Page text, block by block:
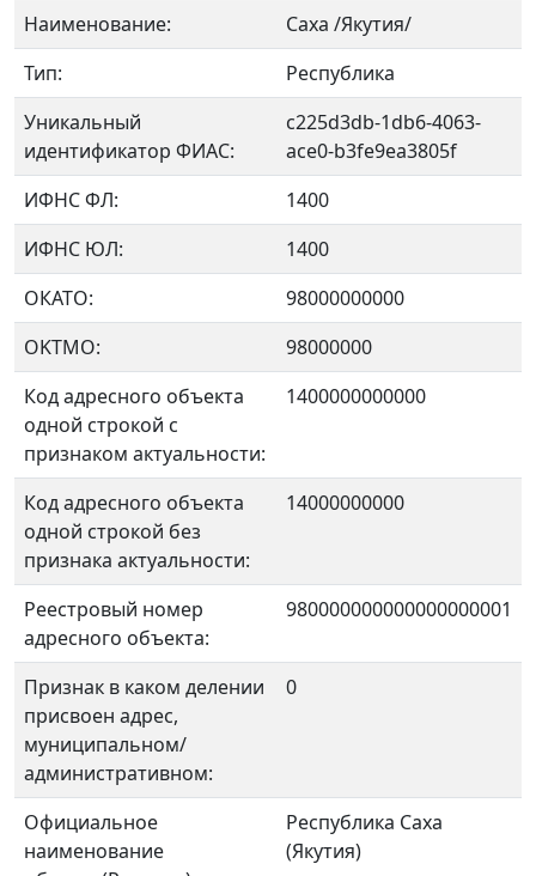
Наименование:
Саха /Якутия/
Тип:
Республика
Уникальный
идентификатор ФИАС:
c225d3db-1db6-4063-
ace0-b3fe9ea3805f
ИФНС ФЛ:
1400
ИФНС ЮЛ:
1400
ОКАТО:
98000000000
OKTMO:
98000000
Код адресного объекта
одной строкой с
признаком актуальности:
1400000000000
Код адресного объекта
одной строкой без
признака актуальности:
14000000000
Реестровый номер
адресного объекта:
980000000000000000001
Признак в каком делении
присвоен адрес,
муниципальном/
административном:
0
Официальное
наименование
Республика Саха
(Якутия)